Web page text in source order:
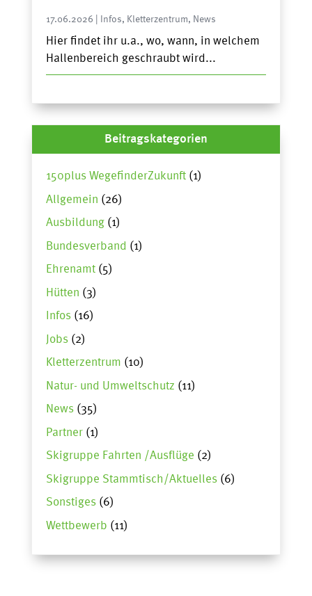
17.06.2026 Infos, Kletterzentrum, News
Hier findet ihr u.a., wo, wann, in welchem
Hallenbereich geschraubt wird...
Beitragskategorien
150plus WegefinderZukunft(1)
Allgemein (26)
Ausbildung(1)
Bundesverband (1)
Ehrenamt(5)
Hütten (3)
Infos(16)
Jobs(2)
Kletterzentrum (10)
Natur- und Umweltschutz (11)
News(35)
Partner(1)
Skigruppe Fahrten /Ausflüge (2)
Skigruppe Stammtisch/Aktuelles(6)
Sonstiges(6)
Wettbewerb (11)